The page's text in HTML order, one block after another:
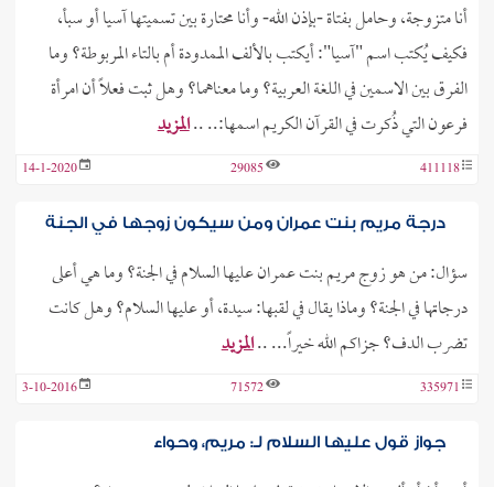
أنا متزوجة، وحامل بفتاة -بإذن الله- وأنا محتارة بين تسميتها آسيا أو سبأ،
فكيف يُكتب اسم "آسيا": أيكتب بالألف الممدودة أم بالتاء المربوطة؟ وما
الفرق بين الاسمين في اللغة العربية؟ وما معناهما؟ وهل ثبت فعلًا أن امرأة
فرعون التي ذُكرت في القرآن الكريم اسمها:.. ..المزيد
411118
29085
14-1-2020
درجة مريم بنت عمران ومن سيكون زوجها في الجنة
سؤال: من هو زوج مريم بنت عمران عليها السلام في الجنة؟ وما هي أعلى
درجاتها في الجنة؟ وماذا يقال في لقبها: سيدة، أو عليها السلام؟ وهل كانت
تضرب الدف؟ جزاكم الله خيراً... ..المزيد
335971
71572
3-10-2016
جواز قول عليها السلام لـ: مريم، وحواء